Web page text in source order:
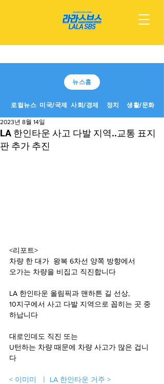
뉴스홈
로컬뉴스 미국/국제 사회/경제 정치 생활/문화
LA 한인타운 사고 다발 지역..교통 표지
판 추가 추진
2023년 8월 14일
<리포트>
차량 한 대가  왕복 6차선 양쪽 방향에서
오가는 차량을 비집고 직진합니다
LA 한인타운 올림픽과 맨하튼 길 선상,
10지구에서 사고 다발 지역으로 꼽히는 곳 중
하납니다
대로인데도 직진 또는
U턴하는 차량 때문에 차량 사고가 많은 겁니
다
< 이미미  ㅣ LA 한인타운 거주 >